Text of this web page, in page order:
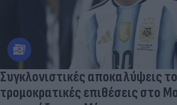
Συγκλονιστικές αποκαλύψεις
τρομοκρατικές επιθέσεις στο